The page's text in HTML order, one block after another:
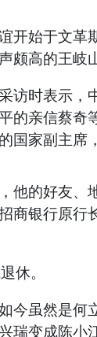
开始于文
颇高的王岐
访时表示，
的亲信蔡
国家副主席
他的好友
商银行原
休。
今虽然是何
瑞变成陈小